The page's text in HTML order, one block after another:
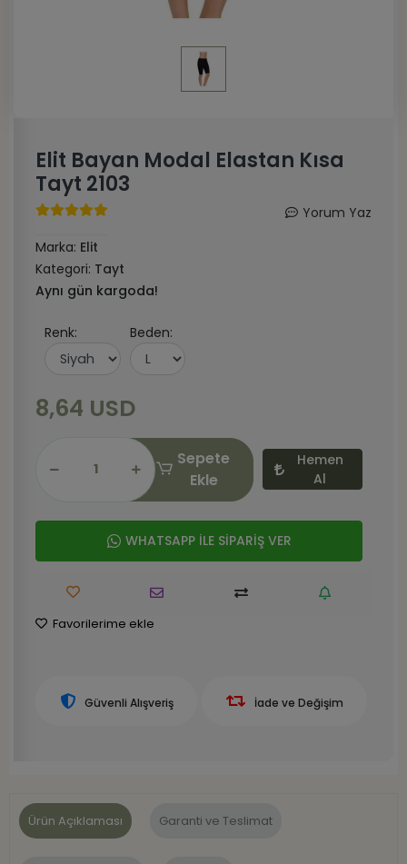
Elit Bayan Modal Elastan Kısa
Tayt 2103
Yorum Yaz
Marka: Elit
Kategori: Tayt
Aynı gün kargoda!
Renk: Beden:
8,64 USD
Sepete
Ekle
Hemen
Al
WHATSAPP İLE SİPARİŞ VER
Favorilerime ekle
Güvenli Alışveriş İade ve Değişim
Ürün Açıklaması Garanti ve Teslimat